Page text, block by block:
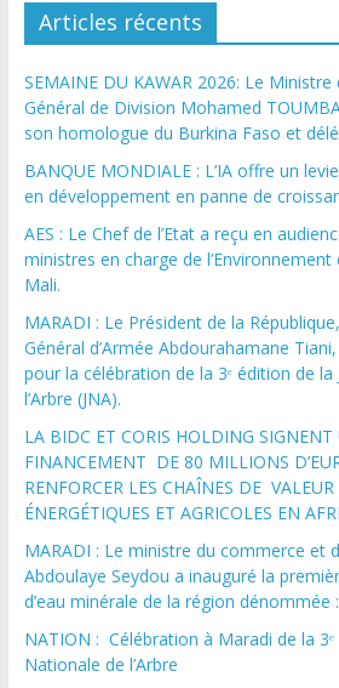
Articles récents
SEMAINE DU KAWAR 2026: Le Ministre
Général de Division Mohamed
son homologue du Burkina Faso et
BANQUE MONDIALE : L’IA offre un
en développement en panne de
AES : Le Chef de l’Etat a reçu en
ministres en charge de
Mali.
MARADI : Le Président de la
Général d’Armée Abdourahamane
pour la célébration de la 3ᵉ édition de
l’Arbre (JNA).
LA BIDC ET CORIS HOLDING
FINANCEMENT DE 80 MILLIONS
RENFORCER LES CHAÎNES DE
ÉNERGÉTIQUES ET AGRICOLES EN
MARADI : Le ministre du commerce et
Abdoulaye Seydou a inauguré la
d’eau minérale de la région dénommée
NATION : Célébration à Maradi de la
Nationale de l’Arbre